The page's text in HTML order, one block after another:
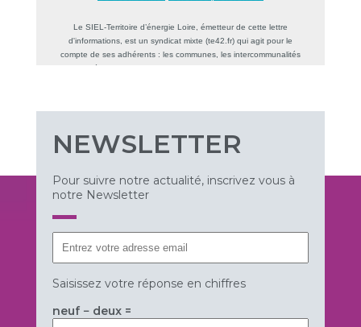
NEWSLETTER
Pour suivre notre actualité, inscrivez vous à
notre Newsletter
Saisissez votre réponse en chiffres
neuf − deux =